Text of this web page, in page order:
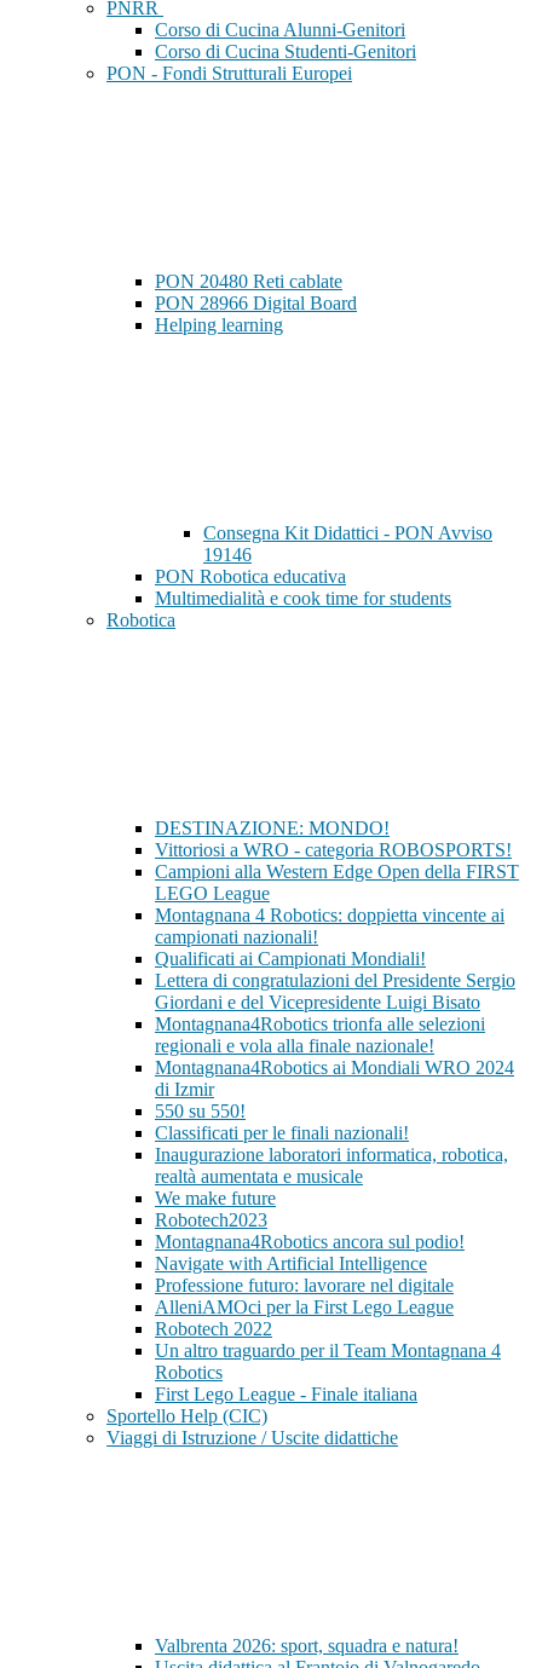
PNRR
Corso di Cucina Alunni-Genitori
Corso di Cucina Studenti-Genitori
PON - Fondi Strutturali Europei
PON 20480 Reti cablate
PON 28966 Digital Board
Helping learning
Consegna Kit Didattici - PON Avviso
19146
PON Robotica educativa
Multimedialità e cook time for students
Robotica
DESTINAZIONE: MONDO!
Vittoriosi a WRO - categoria ROBOSPORTS!
Campioni alla Western Edge Open della FIRST
LEGO League
Montagnana 4 Robotics: doppietta vincente ai
campionati nazionali!
Qualificati ai Campionati Mondiali!
Lettera di congratulazioni del Presidente Sergio
Giordani e del Vicepresidente Luigi Bisato
Montagnana4Robotics trionfa alle selezioni
regionali e vola alla finale nazionale!
Montagnana4Robotics ai Mondiali WRO 2024
di Izmir
550 su 550!
Classificati per le finali nazionali!
Inaugurazione laboratori informatica, robotica,
realtà aumentata e musicale
We make future
Robotech2023
Montagnana4Robotics ancora sul podio!
Navigate with Artificial Intelligence
Professione futuro: lavorare nel digitale
AlleniAMOci per la First Lego League
Robotech 2022
Un altro traguardo per il Team Montagnana 4
Robotics
First Lego League - Finale italiana
Sportello Help (CIC)
Viaggi di Istruzione / Uscite didattiche
Valbrenta 2026: sport, squadra e natura!